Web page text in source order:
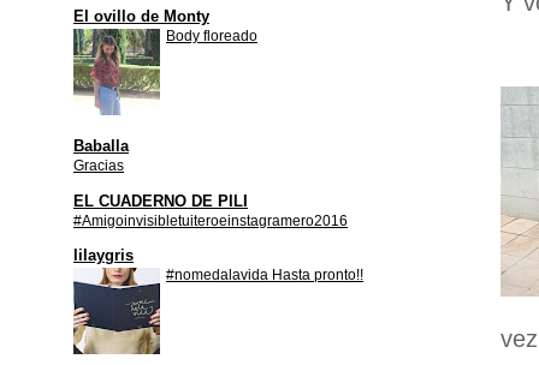
El ovillo de Monty
Body floreado
Baballa
Gracias
EL CUADERNO DE PILI
#Amigoinvisibletuiteroeinstagramero2016
lilaygris
#nomedalavida Hasta pronto!!